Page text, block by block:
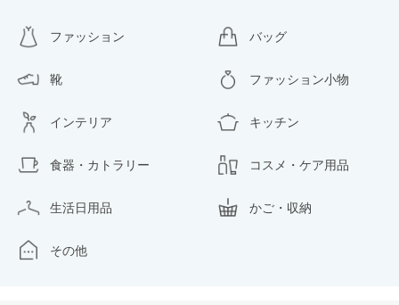
ファッション バッグ
靴 ファッション小物
インテリア キッチン
食器・カトラリー コスメ・ケア用品
生活日用品 かご・収納
その他